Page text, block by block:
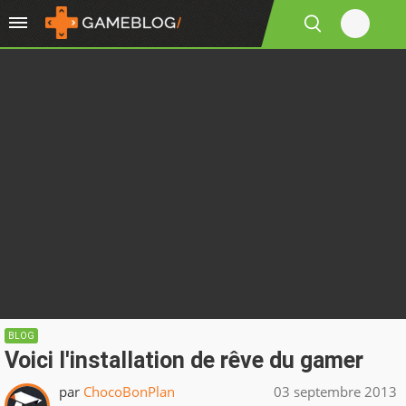
BLOG
Voici l'installation de rêve du gamer
par ChocoBonPlan 03 septembre 2013